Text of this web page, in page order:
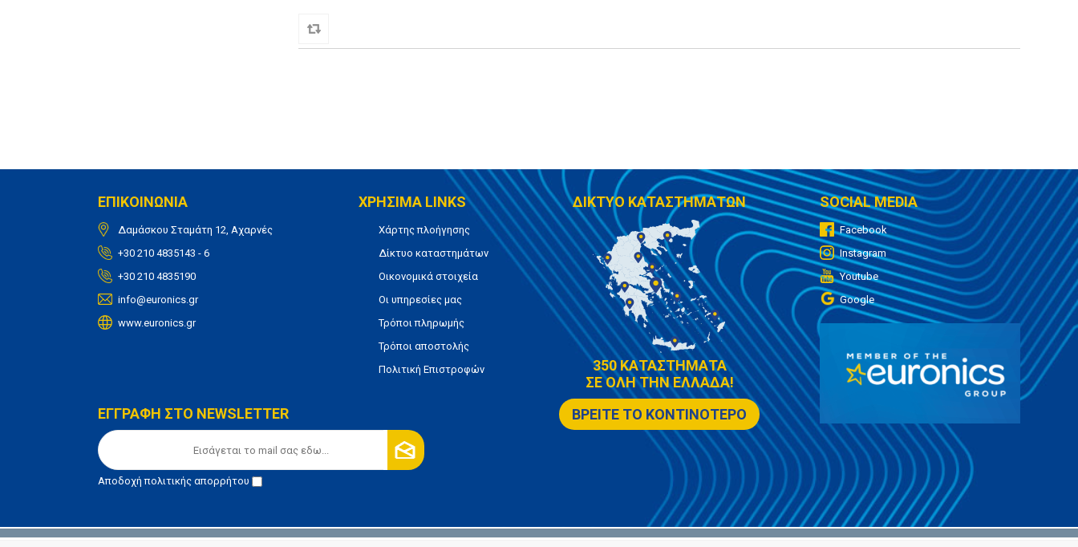
ΕΠΙΚΟΙΝΩΝΙΑ
Δαμάσκου Σταμάτη 12, Αχαρνές
+30 210 4835143 - 6
+30 210 4835190
info@euronics.gr
www.euronics.gr
ΧΡΗΣΙΜΑ LINKS
Χάρτης πλοήγησης
Δίκτυο καταστημάτων
Οικονομικά στοιχεία
Οι υπηρεσίες μας
Τρόποι πληρωμής
Τρόποι αποστολής
Πολιτική Επιστροφών
ΕΓΓΡΑΦΗ ΣΤΟ NEWSLETTER
Αποδοχήπολιτικής απορρήτου
ΔΙΚΤΥΟ ΚΑΤΑΣΤΗΜΑΤΩΝ
350 ΚΑΤΑΣΤΗΜΑΤΑ
ΣΕ ΟΛΗ ΤΗΝ ΕΛΛΑΔΑ!
ΒΡΕΙΤΕ ΤΟ ΚΟΝΤΙΝΟΤΕΡΟ
SOCIAL MEDIA
Facebook
Instagram
Youtube
Google